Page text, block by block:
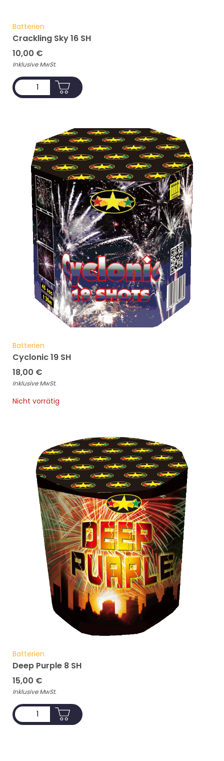
Batterien
Crackling Sky 16 SH
10,00 €
Inklusive MwSt.
Batterien
Cyclonic 19 SH
18,00 €
Inklusive MwSt.
Nicht vorrätig
Batterien
Deep Purple 8 SH
15,00 €
Inklusive MwSt.